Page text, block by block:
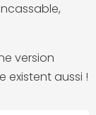
version
existent aussi !